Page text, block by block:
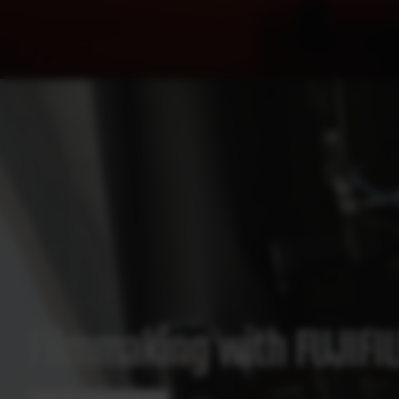
Filmmaking with